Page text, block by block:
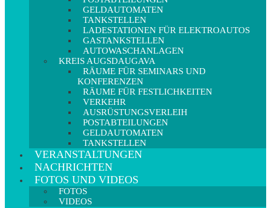
GELDAUTOMATEN
TANKSTELLEN
LADESTATIONEN FÜR ELEKTROAUTOS
GASTANKSTELLEN
AUTOWASCHANLAGEN
KREIS AUGSDAUGAVA
RÄUME FÜR SEMINARS UND
KONFERENZEN
RÄUME FÜR FESTLICHKEITEN
VERKEHR
AUSRÜSTUNGSVERLEIH
POSTABTEILUNGEN
GELDAUTOMATEN
TANKSTELLEN
VERANSTALTUNGEN
NACHRICHTEN
FOTOS UND VIDEOS
FOTOS
VIDEOS